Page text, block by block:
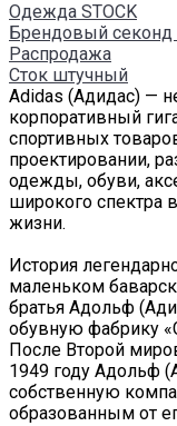
Одежда STOCK
Брендовый секонд
Распродажа
Сток штучный
Adidas (Адидас) —
корпоративный
спортивных
проектировании,
одежды, обуви,
широкого спектра
жизни.
История
маленьком
братья Адольф
обувную фабрику
После Второй
1949 году Адольф
собственную
образованным от